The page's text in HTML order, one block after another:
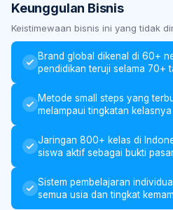
Keunggulan Bisnis
Keistimewaan bisnis ini yang tidak
Brand global dikenal di 60+
pendidikan teruji selama 70+
Metode small steps yang
melampaui tingkatan
Jaringan 800+ kelas di
siswa aktif sebagai bukti
Sistem pembelajaran
semua usia dan tingkat